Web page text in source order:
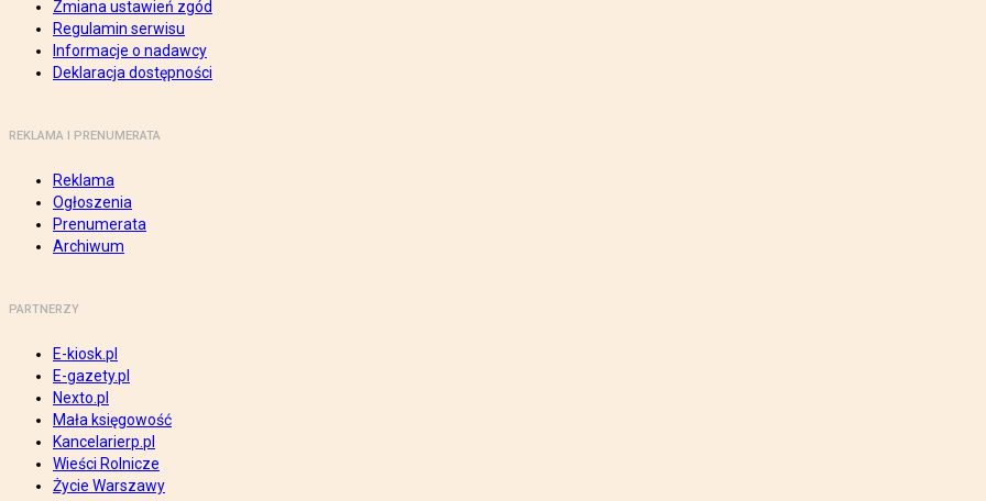
Zmiana ustawień zgód
Regulamin serwisu
Informacje o nadawcy
Deklaracja dostępności
REKLAMA I PRENUMERATA
Reklama
Ogłoszenia
Prenumerata
Archiwum
PARTNERZY
E-kiosk.pl
E-gazety.pl
Nexto.pl
Mała księgowość
Kancelarierp.pl
Wieści Rolnicze
Życie Warszawy